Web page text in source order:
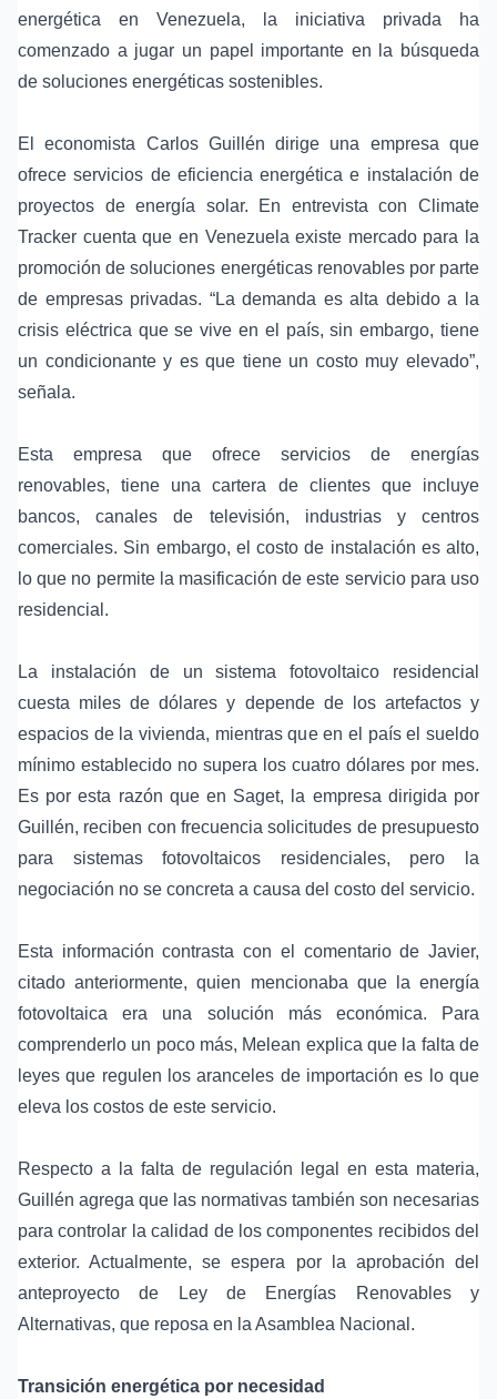
energética en Venezuela, la iniciativa privada ha
comenzado a jugar un papel importante en la búsqueda
de soluciones energéticas sostenibles.
El economista Carlos Guillén dirige una empresa que
ofrece servicios de eficiencia energética e instalación de
proyectos de energía solar. En entrevista con Climate
Tracker cuenta que en Venezuela existe mercado para la
promoción de soluciones energéticas renovables por parte
de empresas privadas. “La demanda es alta debido a la
crisis eléctrica que se vive en el país, sin embargo, tiene
un condicionante y es que tiene un costo muy elevado”,
señala.
Esta empresa que ofrece servicios de energías
renovables, tiene una cartera de clientes que incluye
bancos, canales de televisión, industrias y centros
comerciales. Sin embargo, el costo de instalación es alto,
lo que no permite la masificación de este servicio para uso
residencial.
La instalación de un sistema fotovoltaico residencial
cuesta miles de dólares y depende de los artefactos y
espacios de la vivienda, mientras que en el país el sueldo
mínimo establecido no supera los cuatro dólares por mes.
Es por esta razón que en Saget, la empresa dirigida por
Guillén, reciben con frecuencia solicitudes de presupuesto
para sistemas fotovoltaicos residenciales, pero la
negociación no se concreta a causa del costo del servicio.
Esta información contrasta con el comentario de Javier,
citado anteriormente, quien mencionaba que la energía
fotovoltaica era una solución más económica. Para
comprenderlo un poco más, Melean explica que la falta de
leyes que regulen los aranceles de importación es lo que
eleva los costos de este servicio.
Respecto a la falta de regulación legal en esta materia,
Guillén agrega que las normativas también son necesarias
para controlar la calidad de los componentes recibidos del
exterior. Actualmente, se espera por la aprobación del
anteproyecto de Ley de Energías Renovables y
Alternativas, que reposa en la Asamblea Nacional.
Transición energética por necesidad